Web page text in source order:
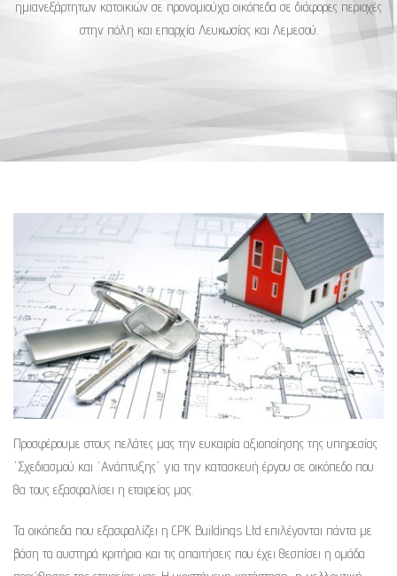
ημιανεξάρτητων κατοικιών σε προνομιούχα οικόπεδα σε διάφορες περιοχές
στην πόλη και επαρχία Λευκωσίας και Λεμεσού.
Προσφέρουμε στους πελάτες μας την ευκαιρία αξιοποίησης της υπηρεσίας
'Σχεδιασμού και 'Ανάπτυξης' για την κατασκευή έργου σε οικόπεδο που
θα τους εξασφαλίσει η εταιρείας μας.
Τα οικόπεδα που εξασφαλίζει η CPK Buildings Ltd επιλέγονται πάντα με
βάση τα αυστηρά κριτήρια και τις απαιτήσεις που έχει θεσπίσει η ομάδα